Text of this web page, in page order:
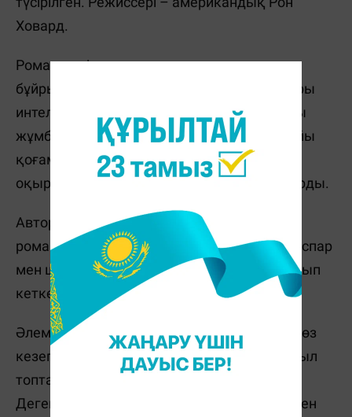
Ховард.
Романда дін, өнер, мистицизм, құпия
бұйрықтар, символизм және ерекше жоғары
интеллект тамаша үйлестірілген. Кітаптағы
жұмбақтар мен құпиялар ұзақ жылдар бойы
қоғамды алаңдатып келгендіктен, әлем
оқырмандарының қызығушылығын тудырды.
Автор бір сұхбатында: «Да Винчи коды»
романына дайындық кезінде құрылған жоспар
мен шимай сызбалардың өзі жүз беттен асып
кеткен» деп мәлімдейді.
Әлем назарын аударған аталмыш туынды өз
кезегінде біраз сынға алынып, христианшыл
топтар арасында дау-дамай да туғызды.
Дегенмен әлем әдебиетіне жаңалық әкелген